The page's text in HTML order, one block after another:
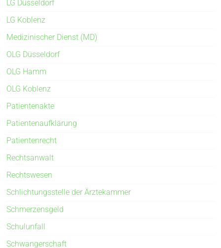
LG Düsseldorf
LG Koblenz
Medizinischer Dienst (MD)
OLG Düsseldorf
OLG Hamm
OLG Koblenz
Patientenakte
Patientenaufklärung
Patientenrecht
Rechtsanwalt
Rechtswesen
Schlichtungsstelle der Ärztekammer
Schmerzensgeld
Schulunfall
Schwangerschaft